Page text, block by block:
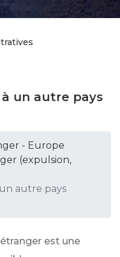
un autre pays
- Europe
(expulsion,
autre pays
est une